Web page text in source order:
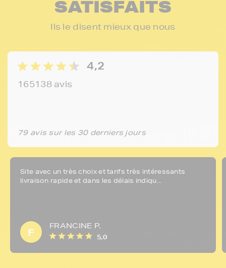
SATISFAITS
Ils le disent mieux que nous
4,2
165138 avis
79 avis sur les 30 derniers jours
Site avec un très choix et tarifs très intéressants
livraison rapide et dans les délais indiqu...
F
FRANCINE P.
5,0